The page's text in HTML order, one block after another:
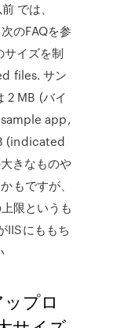
では、
のFAQを参
イズを制
files. サン
2 MB (バイ
sample app,
(indicated
きなものや
もですが、
限というも
IISにももち
プロ